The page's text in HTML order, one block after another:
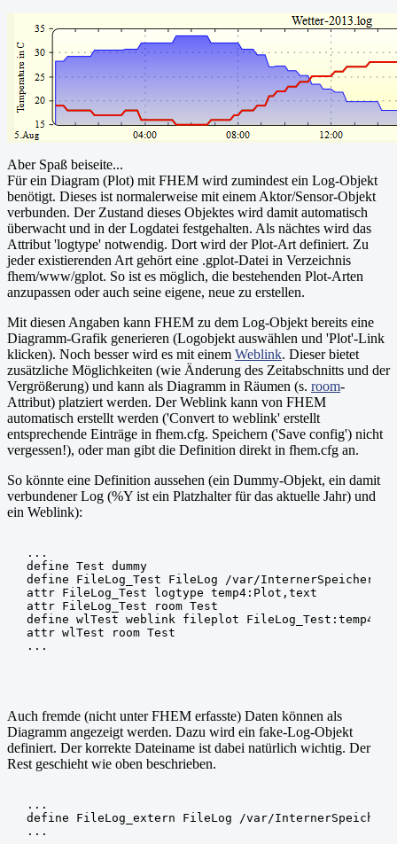
    lcd.print("RTC not found");
    lcd.setCursor(0,1);
    lcd.print("check wiring!");
    while (1) {
      delay(1000);
    }
  }
  RTC.getTime();
  lcd.setCursor(0,0);
  lcd.print("Date: ");
  printDate(RTC.year, RTC.month, RTC.day);
  lcd.setCursor(0,1);
  lcd.print("Time: ");
  printTime(RTC.hour, RTC.minute, RTC.second);
  delay(1000);
}
/*
*/
void printDate(uint16_t year, uint8_t month, uint8_t
{
    print2digit(day);
    lcd.print(".");
    print2digit(month);
    lcd.print(".");
    lcd.print(year, DEC);
}
/*
*/
void printTime(uint16_t hour, uint8_t minute, uint8_t
{
    lcd.print(":");
    print2digit(second);
/*
* Ausgabe von Zahlen mit 2 Ziffern. Ggf. wird eine
    lcd.print("0");
  }
  lcd.print(value, DEC);
}
Aber Spaß beiseite...
Für ein Diagram (Plot) mit FHEM wird zumindest ein Log-Objekt
benötigt. Dieses ist normalerweise mit einem Aktor/Sensor-Objekt
verbunden. Der Zustand dieses Objektes wird damit automatisch
überwacht und in der Logdatei festgehalten. Als nächtes wird das
Attribut 'logtype' notwendig. Dort wird der Plot-Art definiert. Zu
jeder existierenden Art gehört eine .gplot-Datei in Verzeichnis
fhem/www/gplot. So ist es möglich, die bestehenden Plot-Arten
anzupassen oder auch seine eigene, neue zu erstellen.
Mit diesen Angaben kann FHEM zu dem Log-Objekt bereits eine
Diagramm-Grafik generieren (Logobjekt auswählen und 'Plot'-Link
klicken). Noch besser wird es mit einem Weblink. Dieser bietet
zusätzliche Möglichkeiten (wie Änderung des Zeitabschnitts und der
Vergrößerung) und kann als Diagramm in Räumen (s. room-
Attribut) platziert werden. Der Weblink kann von FHEM
automatisch erstellt werden ('Convert to weblink' erstellt
entsprechende Einträge in fhem.cfg. Speichern ('Save config') nicht
vergessen!), oder man gibt die Definition direkt in fhem.cfg an.
So könnte eine Definition aussehen (ein Dummy-Objekt, ein damit
verbundener Log (%Y ist ein Platzhalter für das aktuelle Jahr) und
ein Weblink):
...
define Test dummy
define FileLog_Test FileLog /var/InternerSpeicher/
attr FileLog_Test logtype temp4:Plot,text
attr FileLog_Test room Test
define wlTest weblink fileplot
attr wlTest room Test
Auch fremde (nicht unter FHEM erfasste) Daten können als
Diagramm angezeigt werden. Dazu wird ein fake-Log-Objekt
definiert. Der korrekte Dateiname ist dabei natürlich wichtig. Der
Rest geschieht wie oben beschrieben.
...
define FileLog_extern FileLog /var/